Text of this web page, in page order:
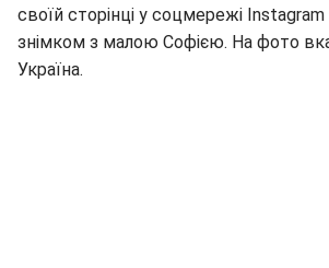
своїй сторінці у соцмережі Instagram
знімком з малою Софією. На фото
Україна.